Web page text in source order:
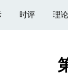
时评 理论